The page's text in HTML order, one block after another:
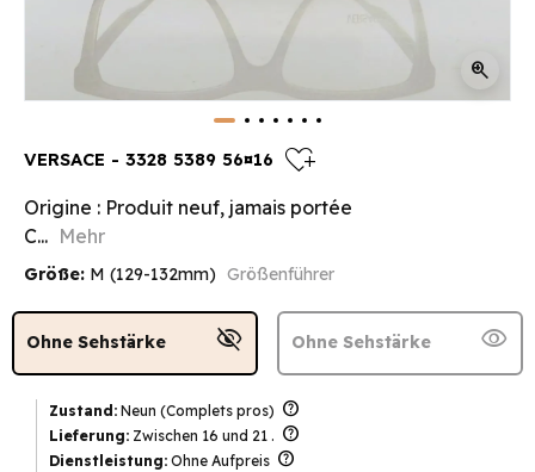
zoom_in
VERSACE - 3328 5389 56¤16 heart_plus
Origine : Produit neuf, jamais portée
C... Mehr
Größe: M (129-132mm) Größenführer
Ohne Sehstärke visibility_off Ohne Sehstärke visibility
Zustand: Neun (Complets pros) help
Lieferung: Zwischen 16 und 21 . help
Dienstleistung: Ohne Aufpreis help